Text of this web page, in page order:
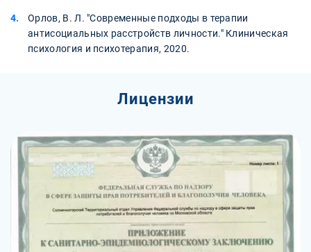
Орлов, В. Л. "Современные подходы в терапии
антисоциальных расстройств личности." Клиническая
психология и психотерапия, 2020.
Лицензии